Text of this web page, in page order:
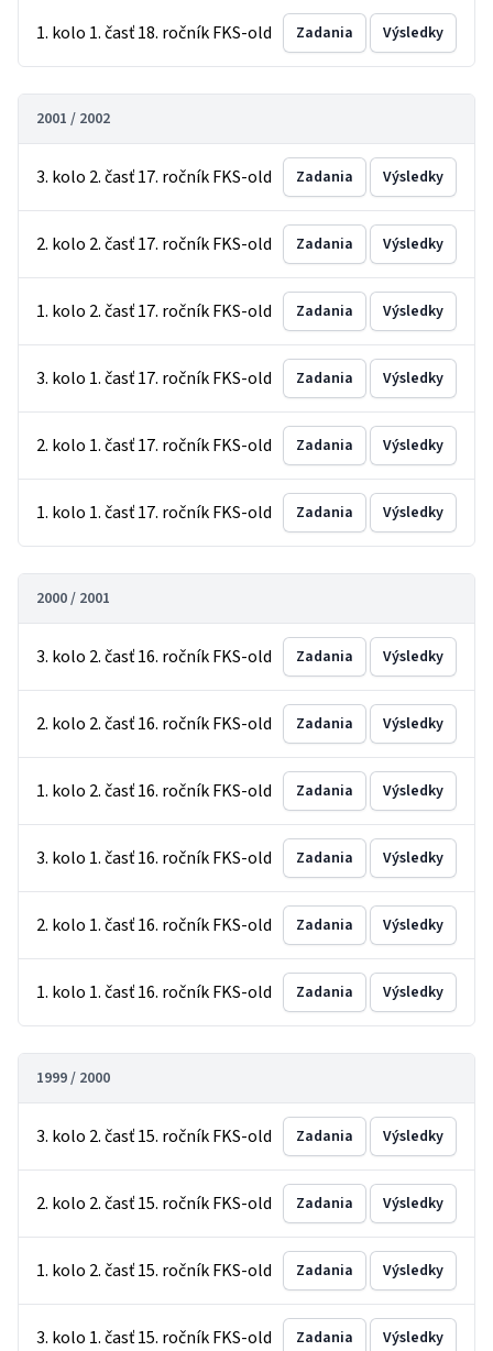
1. kolo 1. časť 18. ročník FKS-old Zadania Výsledky
2001 / 2002
3. kolo 2. časť 17. ročník FKS-old Zadania Výsledky
2. kolo 2. časť 17. ročník FKS-old Zadania Výsledky
1. kolo 2. časť 17. ročník FKS-old Zadania Výsledky
3. kolo 1. časť 17. ročník FKS-old Zadania Výsledky
2. kolo 1. časť 17. ročník FKS-old Zadania Výsledky
1. kolo 1. časť 17. ročník FKS-old Zadania Výsledky
2000 / 2001
3. kolo 2. časť 16. ročník FKS-old Zadania Výsledky
2. kolo 2. časť 16. ročník FKS-old Zadania Výsledky
1. kolo 2. časť 16. ročník FKS-old Zadania Výsledky
3. kolo 1. časť 16. ročník FKS-old Zadania Výsledky
2. kolo 1. časť 16. ročník FKS-old Zadania Výsledky
1. kolo 1. časť 16. ročník FKS-old Zadania Výsledky
1999 / 2000
3. kolo 2. časť 15. ročník FKS-old Zadania Výsledky
2. kolo 2. časť 15. ročník FKS-old Zadania Výsledky
1. kolo 2. časť 15. ročník FKS-old Zadania Výsledky
3. kolo 1. časť 15. ročník FKS-old Zadania Výsledky